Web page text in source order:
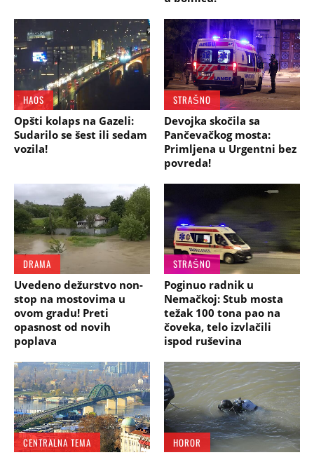
HAOS
Opšti kolaps na Gazeli:
Sudarilo se šest ili sedam
vozila!
STRAŠNO
Devojka skočila sa
Pančevačkog mosta:
Primljena u Urgentni bez
povreda!
DRAMA
Uvedeno dežurstvo non-
stop na mostovima u
ovom gradu! Preti
opasnost od novih
poplava
STRAŠNO
Poginuo radnik u
Nemačkoj: Stub mosta
težak 100 tona pao na
čoveka, telo izvlačili
ispod ruševina
CENTRALNA TEMA
HOROR